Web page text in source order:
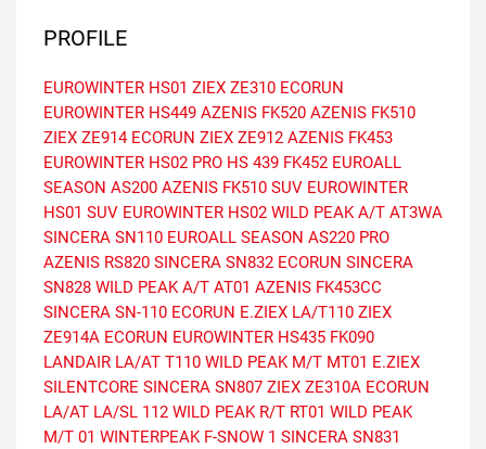
PROFILE
EUROWINTER HS01 ZIEX ZE310 ECORUN
EUROWINTER HS449 AZENIS FK520 AZENIS FK510
ZIEX ZE914 ECORUN ZIEX ZE912 AZENIS FK453
EUROWINTER HS02 PRO HS 439 FK452 EUROALL
SEASON AS200 AZENIS FK510 SUV EUROWINTER
HS01 SUV EUROWINTER HS02 WILD PEAK A/T AT3WA
SINCERA SN110 EUROALL SEASON AS220 PRO
AZENIS RS820 SINCERA SN832 ECORUN SINCERA
SN828 WILD PEAK A/T AT01 AZENIS FK453CC
SINCERA SN-110 ECORUN E.ZIEX LA/T110 ZIEX
ZE914A ECORUN EUROWINTER HS435 FK090
LANDAIR LA/AT T110 WILD PEAK M/T MT01 E.ZIEX
SILENTCORE SINCERA SN807 ZIEX ZE310A ECORUN
LA/AT LA/SL 112 WILD PEAK R/T RT01 WILD PEAK
M/T 01 WINTERPEAK F-SNOW 1 SINCERA SN831